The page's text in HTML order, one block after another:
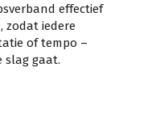
effectief
zodat iedere
of tempo –
slag gaat.